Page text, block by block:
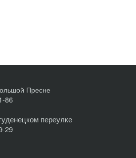
Пресне
86
переулке
29